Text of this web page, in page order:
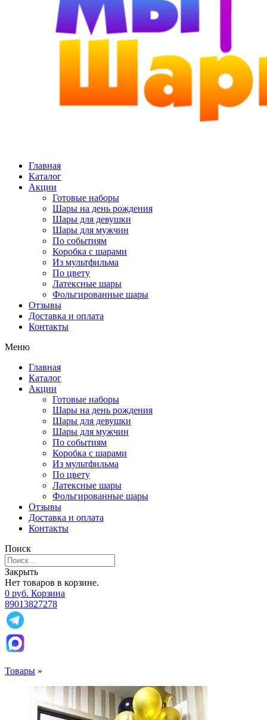
Главная
Каталог
Акции
Готовые наборы
Шары на день рождения
Шары для девушки
Шары для мужчин
По событиям
Коробка с шарами
Из мультфильма
По цвету
Латексные шары
Фольгированные шары
Отзывы
Доставка и оплата
Контакты
Меню
Главная
Каталог
Акции
Готовые наборы
Шары на день рождения
Шары для девушки
Шары для мужчин
По событиям
Коробка с шарами
Из мультфильма
По цвету
Латексные шары
Фольгированные шары
Отзывы
Доставка и оплата
Контакты
Поиск
Закрыть
Нет товаров в корзине.
0 руб. Корзина
89013827278
Товары »